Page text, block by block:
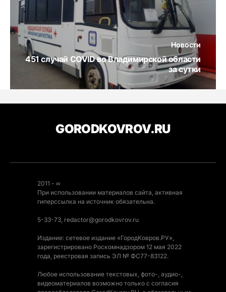
Новости
451 случай COVID во Владимирской области
за сутки
GORODKOVROV.RU
2011 - ∞
При использовании материалов сайта, активная
гиперссылка на источник обязательна.
5-33-73, redactor@gorodkovrov.ru
Издание: сетевое издание «ГородКовров.РУ»,
зарегистрировано Роскомнадзором 12 мая 2022
года, реестровая запись ЭЛ № ФС77-83122.
Любое использование текстовых, фото-, аудио-,
видеоматериалов возможно только с согласия